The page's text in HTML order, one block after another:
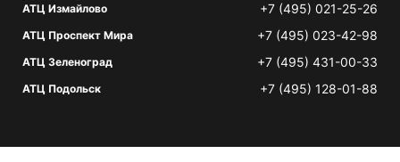
АТЦ Измайлово +7 (495) 021-25-26
АТЦ Проспект Мира +7 (495) 023-42-98
АТЦ Зеленоград +7 (495) 431-00-33
АТЦ Подольск +7 (495) 128-01-88